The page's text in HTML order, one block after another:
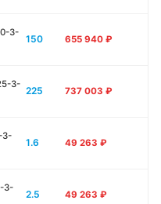
3-
150 655 940 ₽
3-
225 737 003 ₽
3-
1.6 49 263 ₽
3-
2.5 49 263 ₽